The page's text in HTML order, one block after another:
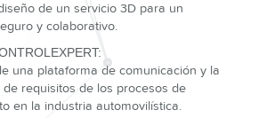
de un servicio 3D para un
y colaborativo.
una plataforma de comunicación y la
requisitos de los procesos de
en la industria automovilística.